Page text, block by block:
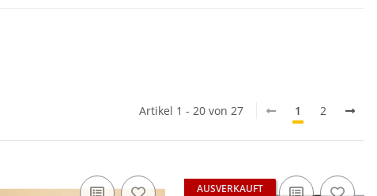
Artikel 1 - 20 von 27 1 2
AUSVERKAUFT